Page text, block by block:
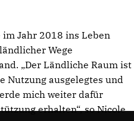
Jahr 2018 ins Leben
Wege
„Der Ländliche Raum ist
Nutzung ausgelegtes und
mich weiter dafür
erhalten“, so Nicole